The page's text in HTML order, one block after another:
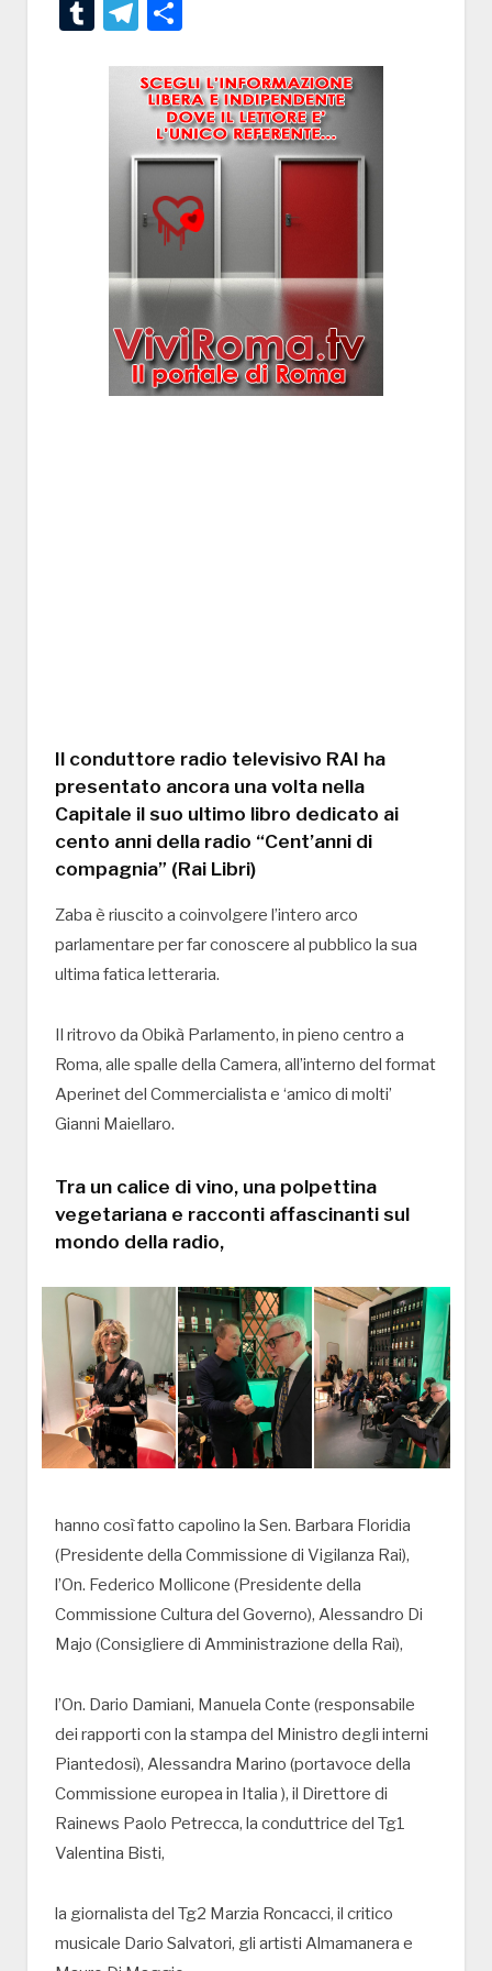
TumblrTelegram
Il conduttore radio televisivo RAI ha
presentato ancora una volta nella
Capitale il suo ultimo libro dedicato ai
cento anni della radio “Cent’anni di
compagnia” (Rai Libri)
Zaba è riuscito a coinvolgere l’intero arco
parlamentare per far conoscere al pubblico la sua
ultima fatica letteraria.
Il ritrovo da Obikà Parlamento, in pieno centro a
Roma, alle spalle della Camera, all’interno del format
Aperinet del Commercialista e ‘amico di molti’
Gianni Maiellaro.
Tra un calice di vino, una polpettina
vegetariana e racconti affascinanti sul
mondo della radio,
hanno così fatto capolino la Sen. Barbara Floridia
(Presidente della Commissione di Vigilanza Rai),
l’On. Federico Mollicone (Presidente della
Commissione Cultura del Governo), Alessandro Di
Majo (Consigliere di Amministrazione della Rai),
l’On. Dario Damiani, Manuela Conte (responsabile
dei rapporti con la stampa del Ministro degli interni
Piantedosi), Alessandra Marino (portavoce della
Commissione europea in Italia ), il Direttore di
Rainews Paolo Petrecca, la conduttrice del Tg1
Valentina Bisti,
la giornalista del Tg2 Marzia Roncacci, il critico
musicale Dario Salvatori, gli artisti Almamanera e